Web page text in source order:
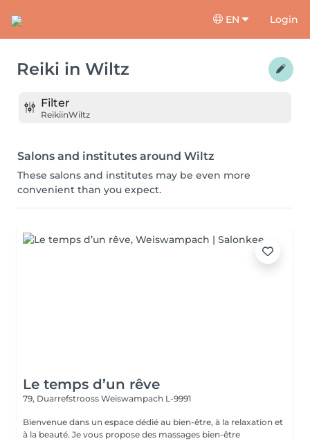
EN Login
Reiki in Wiltz
Filter
ReikiinWiltz
Salons and institutes around Wiltz
These salons and institutes may be even more
convenient than you expect.
Le temps d’un rêve
79, Duarrefstrooss Weiswampach L-9991
Bienvenue dans un espace dédié au bien-être, à la relaxation et
à la beauté. Je vous propose des massages bien-être